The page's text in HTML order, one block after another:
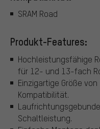
SRAM Road
Produkt-Features:
Hochleistungsfähige
für 12- und 13-fach
Einzigartige Größe
Kompatibilität.
Schaltleistung.